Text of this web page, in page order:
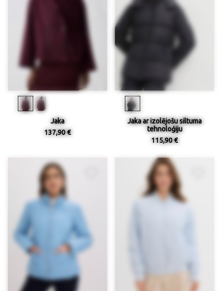
Jaka
137,90 €
Jaka ar izolējošu siltuma
tehnoloģiju
115,90 €